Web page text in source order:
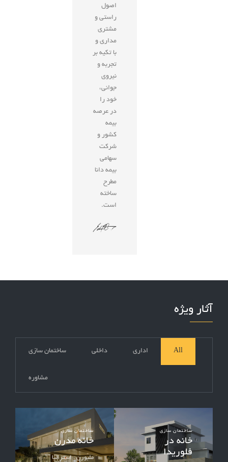
اصول
راستی و
مشتری
مداری و
با تکیه بر
تجربه و
نیروی
جوانی،
خود را
در عرصه
بیمه
کشور و
شرکت
سهامی
بیمه دانا
مطرح
ساخته
است.
آثار ویژه
All اداری داخلی ساختمان سازی
مشاوره
ساختمان سازی
خانه مدرن
ملبورن ، استرالیا
ساختمان سازی
خانه در
فلوریدا